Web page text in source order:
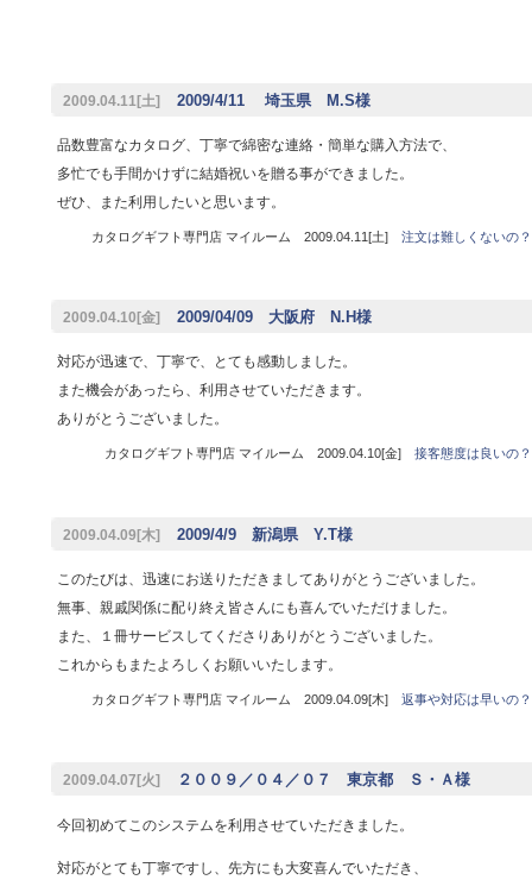
2009.04.11[土] 2009/4/11 埼玉県 M.S様
品数豊富なカタログ、丁寧で綿密な連絡・簡単な購入方法で、
多忙でも手間かけずに結婚祝いを贈る事ができました。
ぜひ、また利用したいと思います。
カタログギフト専門店 マイルーム 2009.04.11[土] 注文は難しくないの？
2009.04.10[金] 2009/04/09 大阪府 N.H様
対応が迅速で、丁寧で、とても感動しました。
また機会があったら、利用させていただきます。
ありがとうございました。
カタログギフト専門店 マイルーム 2009.04.10[金] 接客態度は良いの？
2009.04.09[木] 2009/4/9 新潟県 Y.T様
このたびは、迅速にお送りただきましてありがとうございました。
無事、親戚関係に配り終え皆さんにも喜んでいただけました。
また、１冊サービスしてくださりありがとうございました。
これからもまたよろしくお願いいたします。
カタログギフト専門店 マイルーム 2009.04.09[木] 返事や対応は早いの？
2009.04.07[火] ２００９／０４／０７ 東京都 Ｓ・Ａ様
今回初めてこのシステムを利用させていただきました。
対応がとても丁寧ですし、先方にも大変喜んでいただき、